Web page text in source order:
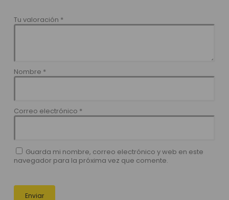
Tu valoración *
Nombre *
Correo electrónico *
Guarda mi nombre, correo electrónico y web en este
navegador para la próxima vez que comente.